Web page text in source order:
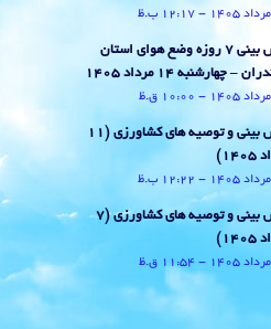
پیش بینی 7 روزه وضع هوای استان
– چهارشنبه 14 مرداد 1405
پیش بینی و توصیه های کشاورزی (11
پیش بینی و توصیه های کشاورزی (7